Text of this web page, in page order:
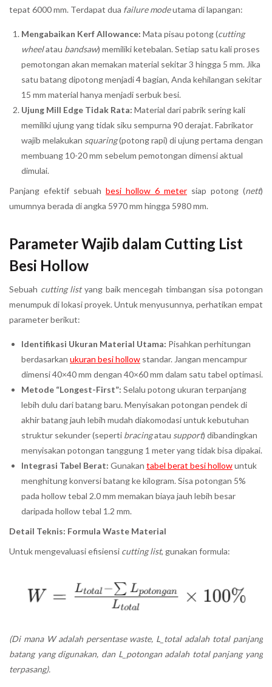
tepat 6000 mm. Terdapat dua failure modeutama di lapangan:
Mengabaikan Kerf Allowance: Mata pisau potong (cutting
wheelatau bandsaw) memiliki ketebalan. Setiap satu kali proses
pemotongan akan memakan material sekitar 3 hingga 5 mm. Jika
satu batang dipotong menjadi 4 bagian, Anda kehilangan sekitar
15 mm material hanya menjadi serbuk besi.
Ujung Mill Edge Tidak Rata: Material dari pabrik sering kali
memiliki ujung yang tidak siku sempurna 90 derajat. Fabrikator
wajib melakukan squaring(potong rapi) di ujung pertama dengan
membuang 10-20 mm sebelum pemotongan dimensi aktual
dimulai.
Panjang efektif sebuah besi hollow 6 meter siap potong (nett)
umumnya berada di angka 5970 mm hingga 5980 mm.
Parameter Wajib dalam Cutting List
Besi Hollow
Sebuah cutting listyang baik mencegah timbangan sisa potongan
menumpuk di lokasi proyek. Untuk menyusunnya, perhatikan empat
parameter berikut:
Identifikasi Ukuran Material Utama: Pisahkan perhitungan
berdasarkan ukuran besi hollow standar. Jangan mencampur
dimensi 40×40 mm dengan 40×60 mm dalam satu tabel optimasi.
Metode “Longest-First”: Selalu potong ukuran terpanjang
lebih dulu dari batang baru. Menyisakan potongan pendek di
akhir batang jauh lebih mudah diakomodasi untuk kebutuhan
struktur sekunder (seperti bracingatau support) dibandingkan
menyisakan potongan tanggung 1 meter yang tidak bisa dipakai.
Integrasi Tabel Berat: Gunakan tabel berat besi hollowuntuk
menghitung konversi batang ke kilogram. Sisa potongan 5%
pada hollow tebal 2.0 mm memakan biaya jauh lebih besar
daripada hollow tebal 1.2 mm.
Detail Teknis: Formula Waste Material
Untuk mengevaluasi efisiensi cutting list, gunakan formula:
(Di mana W adalah persentase waste, L_total adalah total panjang
batang yang digunakan, dan L_potongan adalah total panjang yang
terpasang).